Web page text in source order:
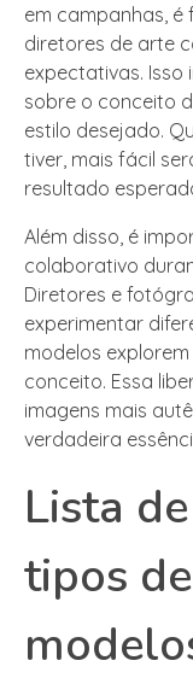
em campanhas, é
diretores de arte
expectativas. Isso
sobre o conceito
estilo desejado.
tiver, mais fácil
resultado
Além disso, é
colaborativo
Diretores e
experimentar
modelos
conceito. Essa
imagens mais
verdadeira
Lista
tipos